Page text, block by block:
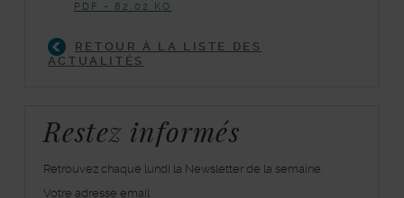
PDF - 82.02 KO
RETOUR À LA LISTE DES
ACTUALITÉS
Restez informés
Retrouvez chaque lundi la Newsletter de la semaine.
Votre adresse email